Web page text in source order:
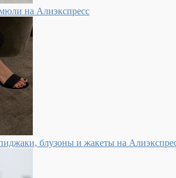
на Алиэкспресс
блузоны и жакеты на